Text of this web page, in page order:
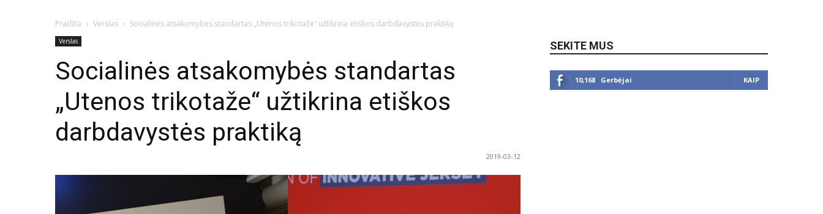
Pradžia Verslas Socialinės atsakomybės standartas „Utenos trikotaže“ užtikrina etiškos darbdavystės praktiką
Verslas
Socialinės atsakomybės standartas
„Utenos trikotaže“ užtikrina etiškos
darbdavystės praktiką
2019-03-12
SEKITE MUS
10,168 Gerbėjai KAIP